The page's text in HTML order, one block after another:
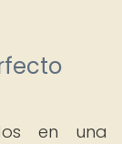
en una